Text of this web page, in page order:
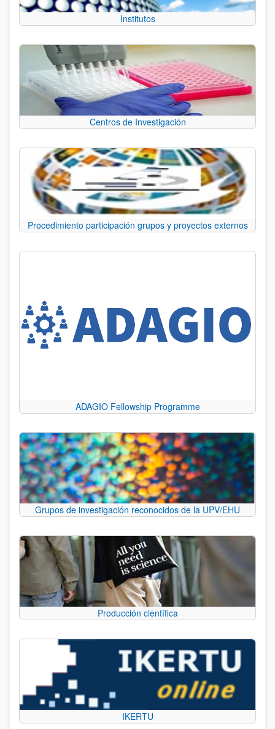
Institutos
Centros de Investigación
Procedimiento participación grupos y proyectos externos
ADAGIO Fellowship Programme
Grupos de investigación reconocidos de la UPV/EHU
Producción científica
IKERTU